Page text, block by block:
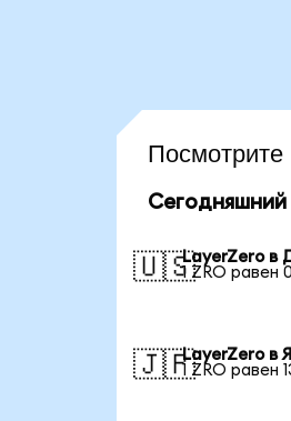
Сегодняшний
🇺🇸LayerZero в
1 ZRO равен
🇯🇵LayerZero в
1 ZRO равен